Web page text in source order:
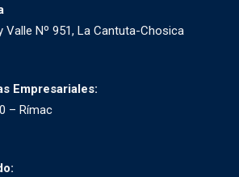
Valle Nº 951, La Cantuta-Chosica
Empresariales:
– Rímac